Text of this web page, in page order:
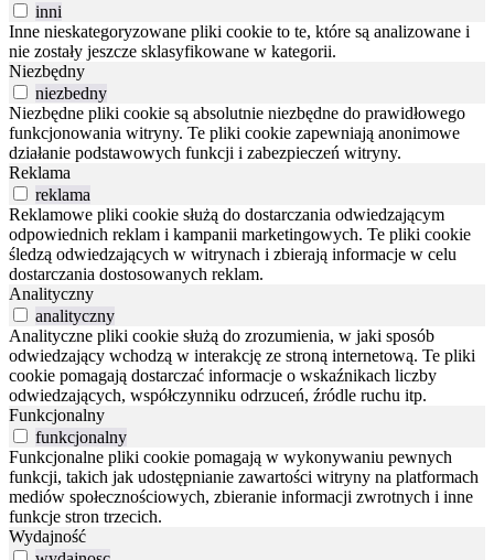
inni
Inne nieskategoryzowane pliki cookie to te, które są analizowane i
nie zostały jeszcze sklasyfikowane w kategorii.
Niezbędny
niezbedny
Niezbędne pliki cookie są absolutnie niezbędne do prawidłowego
funkcjonowania witryny. Te pliki cookie zapewniają anonimowe
działanie podstawowych funkcji i zabezpieczeń witryny.
Reklama
reklama
Reklamowe pliki cookie służą do dostarczania odwiedzającym
odpowiednich reklam i kampanii marketingowych. Te pliki cookie
śledzą odwiedzających w witrynach i zbierają informacje w celu
dostarczania dostosowanych reklam.
Analityczny
analityczny
Analityczne pliki cookie służą do zrozumienia, w jaki sposób
odwiedzający wchodzą w interakcję ze stroną internetową. Te pliki
cookie pomagają dostarczać informacje o wskaźnikach liczby
odwiedzających, współczynniku odrzuceń, źródle ruchu itp.
Funkcjonalny
funkcjonalny
Funkcjonalne pliki cookie pomagają w wykonywaniu pewnych
funkcji, takich jak udostępnianie zawartości witryny na platformach
mediów społecznościowych, zbieranie informacji zwrotnych i inne
funkcje stron trzecich.
Wydajność